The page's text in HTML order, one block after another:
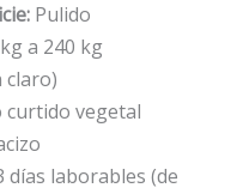
Pulido
a 240 kg
claro)
curtido vegetal
días laborables (de